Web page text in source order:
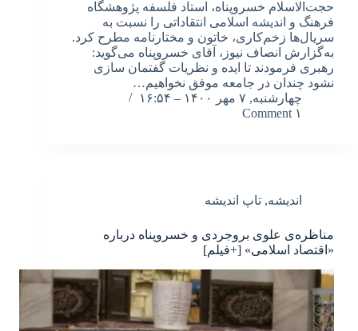
حجت‌الاسلام خسروپناه، استاد فلسفه پژوهشگاه
فرهنگ و اندیشه اسلامی انتقاداتی را نسبت به
سریال‌ها زخم‌کاری، خاتون و مختارنامه مطرح کرد.
به‌گزارش انصاف نیوز، آقای خسروپناه می‌گوید:
رهبری فرمودند تا ایده و نظریات گفتمان سازی
نشود چندان در جامعه موفق نخواهیم…
چهارشنبه, ۷ مهر ۱۴۰۰ – ۱۶:۵۴
۱ Comment
اندیشه, تاپ اندیشه
مناظره‌ی علوی بروجردی و خسروپناه درباره
«اقتصاد اسلامی» [+فیلم]